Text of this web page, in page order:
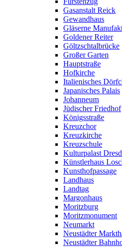
Gasanstalt Reick
Gewandhaus
Gläserne
Goldener Reiter
Göltzschtalbrücke
Großer Garten
Hauptstraße
Hofkirche
Italienisches
Japanisches Palais
Johanneum
Jüdischer Friedhof
Königsstraße
Kreuzchor
Kreuzkirche
Kreuzschule
Kulturpalast
Künstlerhaus
Kunsthofpassage
Landhaus
Landtag
Margonhaus
Moritzburg
Moritzmonument
Neumarkt
Neustädter
Neustädter